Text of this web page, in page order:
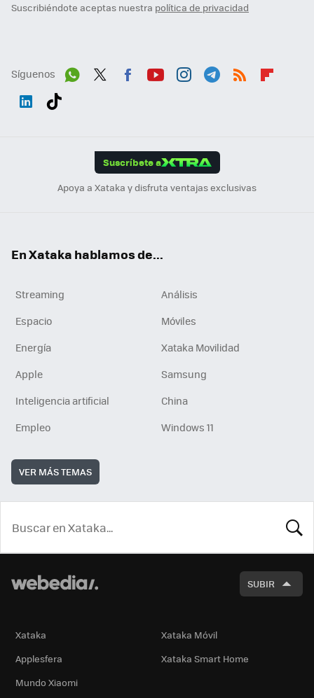
Suscribiéndote aceptas nuestra política de privacidad
Síguenos
Suscríbete a
Apoya a Xataka y disfruta ventajas exclusivas
En Xataka hablamos de...
Streaming
Análisis
Espacio
Móviles
Energía
Xataka Movilidad
Apple
Samsung
Inteligencia artificial
China
Empleo
Windows 11
VER MÁS TEMAS
SUBIR
Xataka
Xataka Móvil
Applesfera
Xataka Smart Home
Mundo Xiaomi